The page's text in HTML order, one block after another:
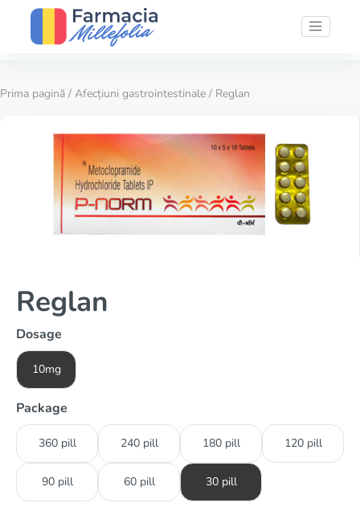
Prima pagină / Afecțiuni gastrointestinale / Reglan
Reglan
Dosage
10mg
Package
360 pill 240 pill 180 pill 120 pill
90 pill 60 pill 30 pill